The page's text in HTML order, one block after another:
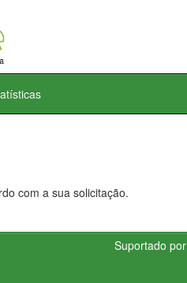
com a sua solicitação.
Suportado por